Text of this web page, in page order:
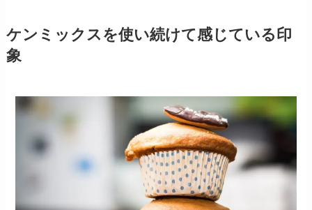
ケンミックスを使い続けて感じている印
象